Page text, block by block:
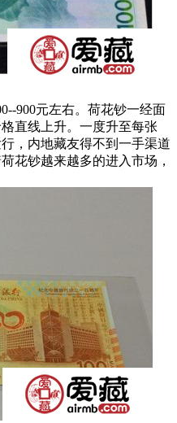
900元左右。荷花钞一经面
直线上升。一度升至每张
，内地藏友得不到一手渠道
花钞越来越多的进入市场，